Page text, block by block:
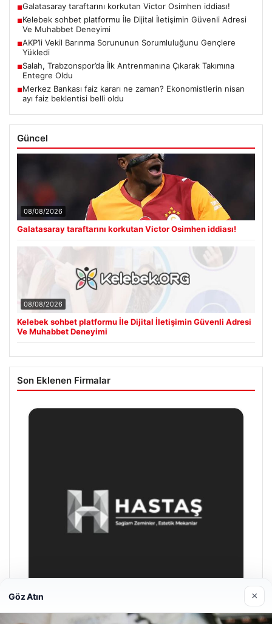
■Galatasaray taraftarını korkutan Victor Osimhen iddiası!
■Kelebek sohbet platformu İle Dijital İletişimin Güvenli Adresi
Ve Muhabbet Deneyimi
■AKP’li Vekil Barınma Sorununun Sorumluluğunu Gençlere
Yükledi
■Salah, Trabzonspor’da İlk Antrenmanına Çıkarak Takımına
Entegre Oldu
■Merkez Bankası faiz kararı ne zaman? Ekonomistlerin nisan
ayı faiz beklentisi belli oldu
Güncel
08/08/2026
Galatasaray taraftarını korkutan Victor Osimhen iddiası!
08/08/2026
Kelebek sohbet platformu İle Dijital İletişimin Güvenli Adresi
Ve Muhabbet Deneyimi
Son Eklenen Firmalar
Göz Atın ×